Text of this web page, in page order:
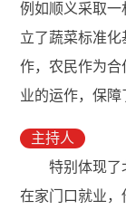
例如顺义采取
立了蔬菜标准
作，农民作为
业的运作，保障
主持人
特别体现了
在家门口就业，